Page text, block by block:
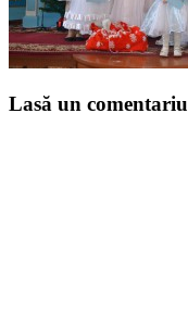
Lasă un comentariu